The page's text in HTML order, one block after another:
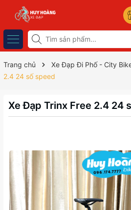
Trang chủ Xe Đạp Đi Phố - City
2.4 24 số speed
Xe Đạp Trinx Free 2.4 24